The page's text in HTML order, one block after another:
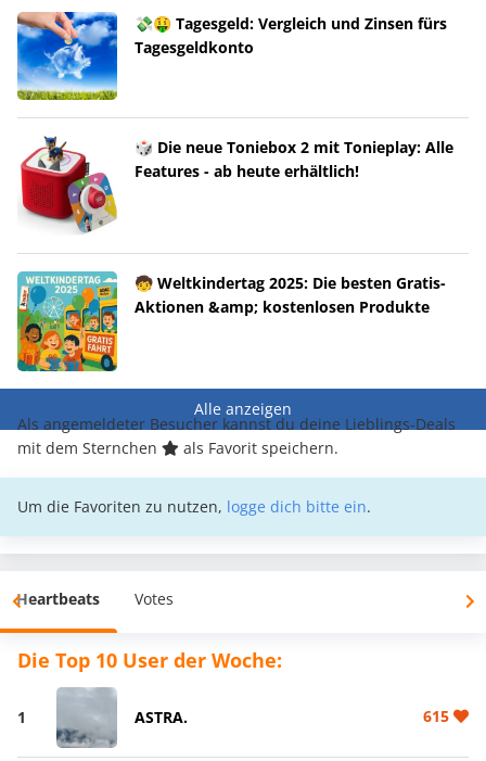
💸🤑 Tagesgeld: Vergleich und Zinsen fürs
Tagesgeldkonto
🎲 Die neue Toniebox 2 mit Tonieplay: Alle
Features - ab heute erhältlich!
🧒 Weltkindertag 2025: Die besten Gratis-
Aktionen &amp; kostenlosen Produkte
Alle anzeigen
Als angemeldeter Besucher kannst du deine Lieblings-Deals
mit dem Sternchen
als Favorit speichern.
Um die Favoriten zu nutzen, logge dich bitte ein.
Heartbeats Votes
Die Top 10 User der Woche:
1 ASTRA. 615